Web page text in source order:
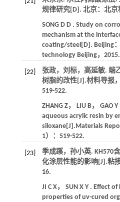
规律研究[D]. 北京：北京
SONG D D . Study on
mechanism at the
coating/steel[D]. Beijing
technology Beijing， 2015.
[22]
张政，刘标，高延敏. 端
树脂的改性[J].材料导报，
519-522.
ZHANG Z， LIU B， GAO Y
aqueous acrylic resin by
siloxane[J].Materials
1）：519-522.
[23]
季成蹊，孙小英. KH570
化涂层性能的影响[J].粘
16.
JI C X， SUN X Y . Effect
properties of uv-cured